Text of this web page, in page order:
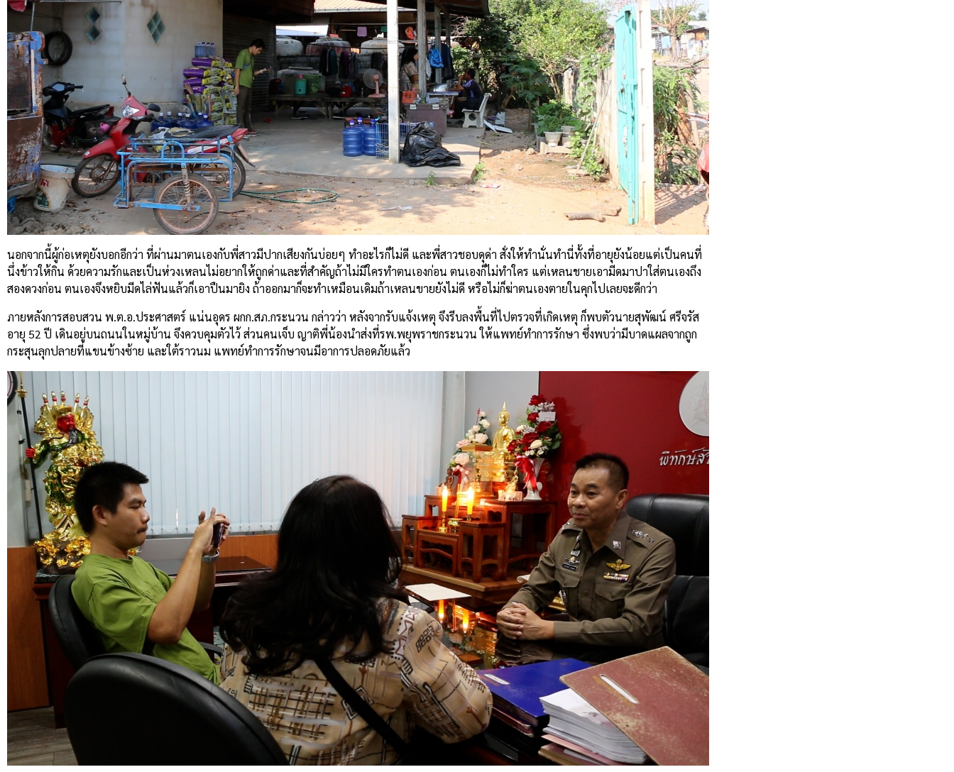
นอกจากนี้ผู้ก่อเหตุยังบอกอีกว่า ที่ผ่านมาตนเองกับพี่สาวมีปากเสียงกันบ่อยๆ ทำอะไรก็ไม่ดี และพี่สาวชอบดุด่า สั่งให้ทำนั่นทำนี่ทั้งที่อายุยังน้อยแต่เป็นคนที่
นึ่งข้าวให้กิน ด้วยความรักและเป็นห่วงเหลนไม่อยากให้ถูกด่าและที่สำคัญถ้าไม่มีใครทำตนเองก่อน ตนเองก็ไม่ทำใคร แต่เหลนชายเอามีดมาปาใส่ตนเองถึง
สองดวงก่อน ตนเองจึงหยิบมีดไล่ฟันแล้วก็เอาปืนมายิง ถ้าออกมาก็จะทำเหมือนเดิมถ้าเหลนขายยังไม่ดี หรือไม่ก็ฆ่าตนเองตายในคุกไปเลยจะดีกว่า
ภายหลังการสอบสวน พ.ต.อ.ประศาสตร์ แน่นอุดร ผกก.สภ.กระนวน กล่าวว่า หลังจากรับแจ้งเหตุ จึงรีบลงพื้นที่ไปตรวจที่เกิดเหตุ ก็พบตัวนายสุพัฒน์ ศรีจรัส
อายุ 52 ปี เดินอยู่บนถนนในหมู่บ้าน จึงควบคุมตัวไว้ ส่วนคนเจ็บ ญาติพี่น้องนำส่งที่รพ.พยุพราชกระนวน ให้แพทย์ทำการรักษา ซึ่งพบว่ามีบาดแผลจากถูก
กระสุนลุกปลายที่แขนข้างซ้าย และใต้ราวนม แพทย์ทำการรักษาจนมีอาการปลอดภัยแล้ว